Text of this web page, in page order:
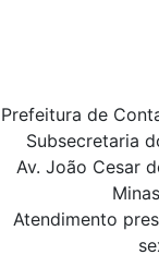
Prefeitura de
Subsecretaria
Av. João Cesar
Atendimento